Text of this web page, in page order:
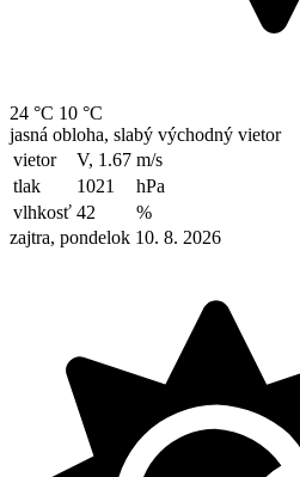
24 °C 10 °C
jasná obloha, slabý východný vietor
vietor
V, 1.67 m/s
tlak
1021
hPa
vlhkosť 42
%
zajtra, pondelok 10. 8. 2026